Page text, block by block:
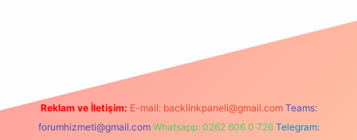
Reklam ve İletişim: E-mail: backlinkpaneli@gmail.com Teams:
forumhizmeti@gmail.com Whatsapp: 0262 606 0 726 Telegram: